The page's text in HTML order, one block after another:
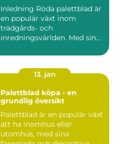
Inledning Röda palettblad är
en populär växt inom
trädgårds- och
inredningsvärlden. Med sina
13. jan
Palettblad köpa - en
grundlig översikt
Palettblad är en populär växt
att ha inomhus eller
utomhus, med sina